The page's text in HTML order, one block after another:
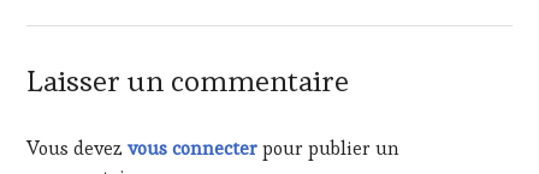
Laisser un commentaire
Vous devezvous connecterpour publier un